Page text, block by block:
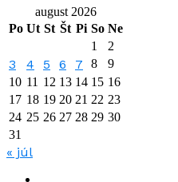
august 2026
Po Ut St Št Pi So Ne
1
2
3 4 5 6 7 8
9
10 11 12 13 14 15 16
17 18 19 20 21 22 23
24 25 26 27 28 29 30
31
« júl